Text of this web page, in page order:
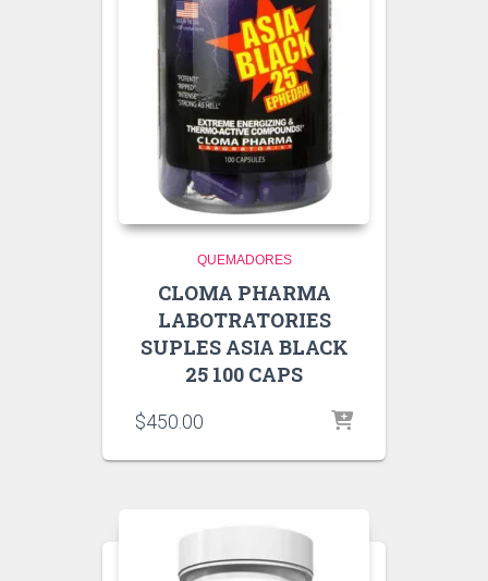
QUEMADORES
CLOMA PHARMA
LABOTRATORIES
SUPLES ASIA BLACK
25 100 CAPS
$450.00